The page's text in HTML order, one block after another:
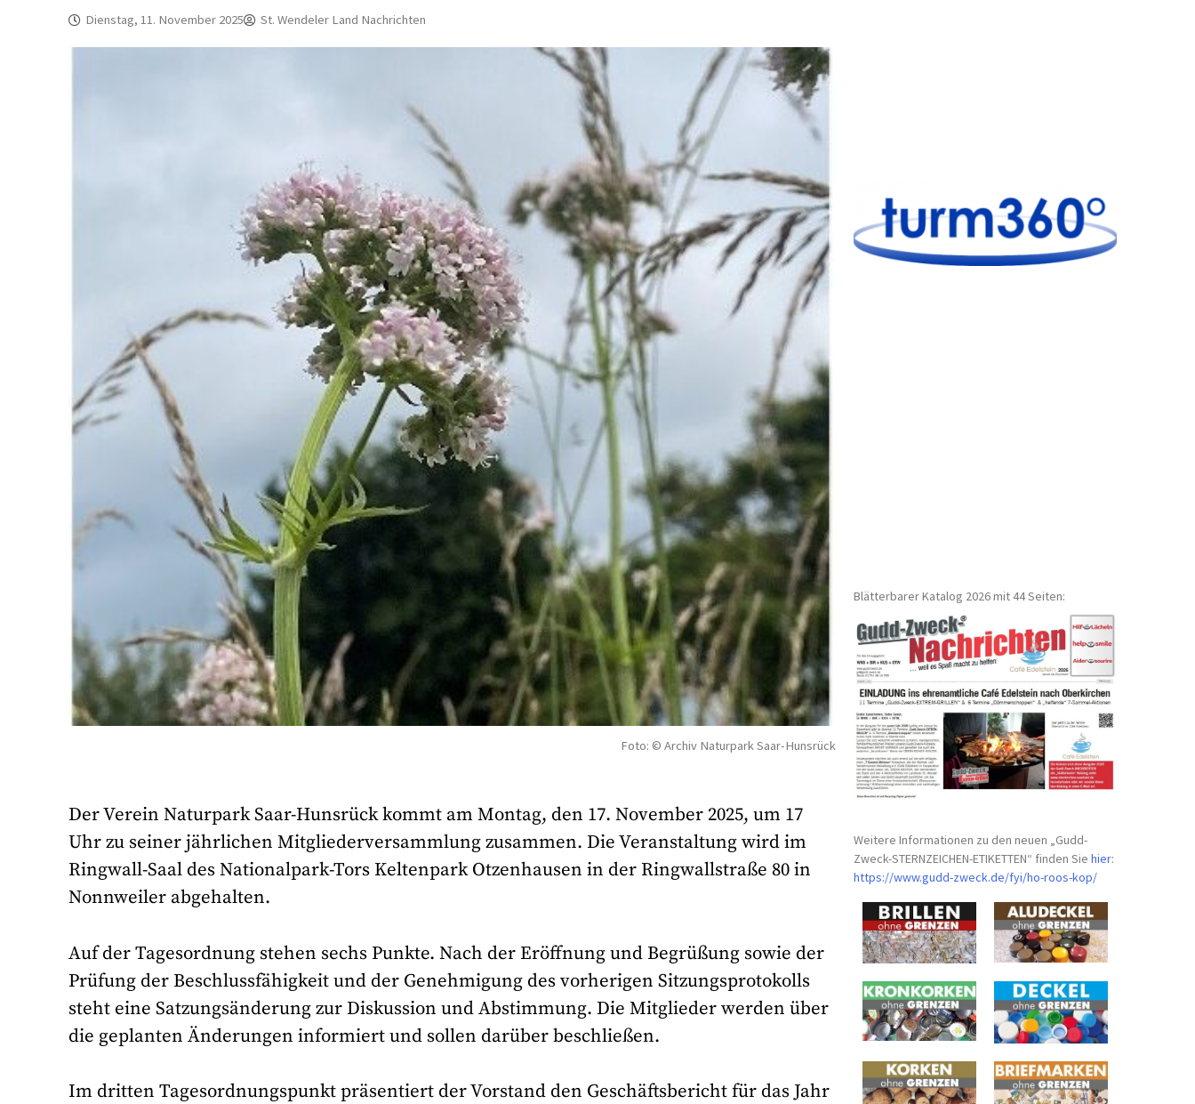
Dienstag, 11. November 2025 St. Wendeler Land Nachrichten
Foto: © Archiv Naturpark Saar-Hunsrück
Der Verein Naturpark Saar-Hunsrück kommt am Montag, den 17. November 2025, um 17
Uhr zu seiner jährlichen Mitgliederversammlung zusammen. Die Veranstaltung wird im
Ringwall-Saal des Nationalpark-Tors Keltenpark Otzenhausen in der Ringwallstraße 80 in
Nonnweiler abgehalten.
Auf der Tagesordnung stehen sechs Punkte. Nach der Eröffnung und Begrüßung sowie der
Prüfung der Beschlussfähigkeit und der Genehmigung des vorherigen Sitzungsprotokolls
steht eine Satzungsänderung zur Diskussion und Abstimmung. Die Mitglieder werden über
die geplanten Änderungen informiert und sollen darüber beschließen.
Im dritten Tagesordnungspunkt präsentiert der Vorstand den Geschäftsbericht für das Jahr
Blätterbarer Katalog 2026 mit 44 Seiten:
Weitere Informationen zu den neuen „Gudd-
Zweck-STERNZEICHEN-ETIKETTEN“ finden Siehier:
https://www.gudd-zweck.de/fyi/ho-roos-kop/